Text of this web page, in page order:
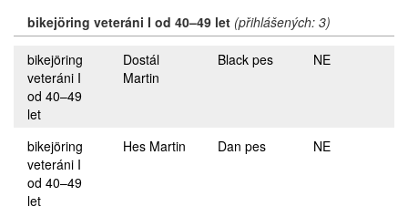
bikejöring veteráni I od 40–49 let (přihlášených: 3)
bikejöring
veteráni I
od 40–49
let
Dostál
Martin
Black pes NE
bikejöring
veteráni I
od 40–49
let
Hes Martin Dan pes NE